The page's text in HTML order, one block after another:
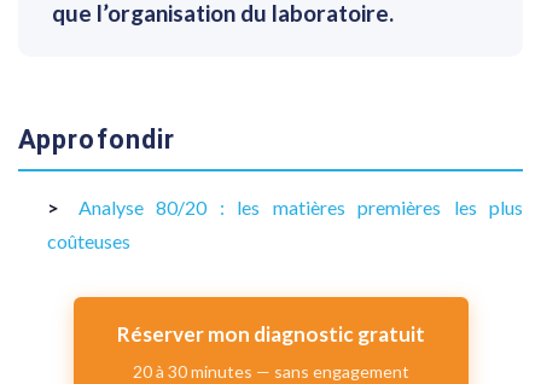
que l’organisation du laboratoire.
Approfondir
Analyse 80/20 : les matières premières les plus
coûteuses
Réserver mon diagnostic gratuit
20 à 30 minutes — sans engagement